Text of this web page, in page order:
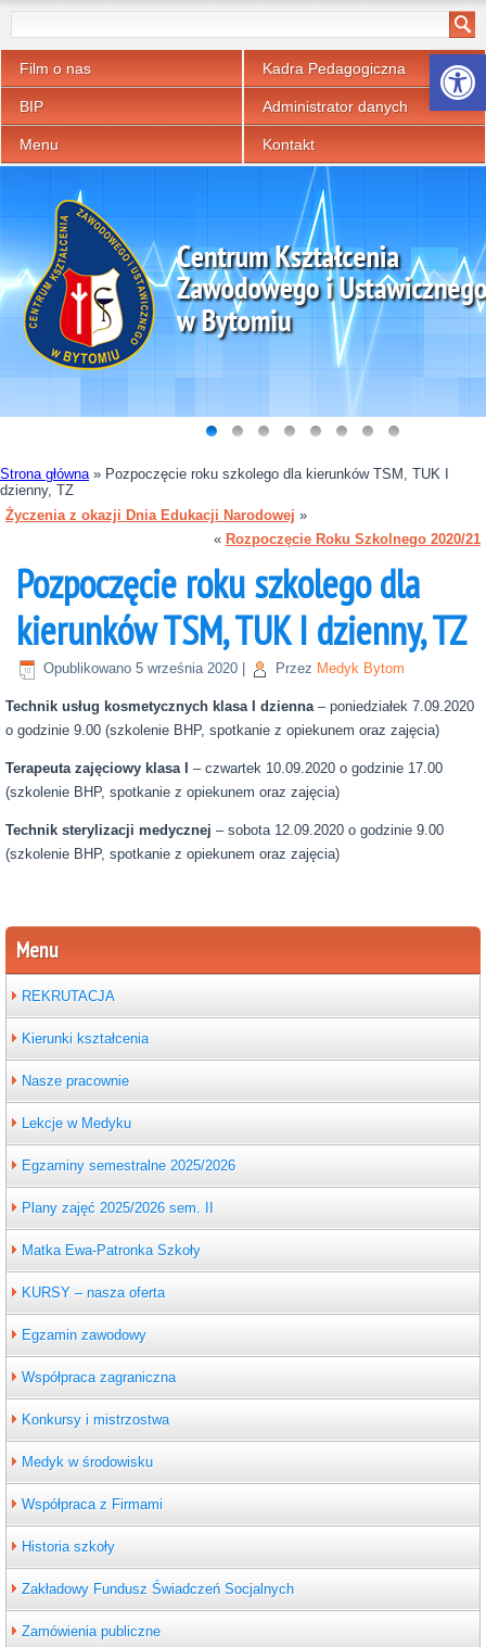
Otwórz
Film o nas Kadra Pedagogiczna
BIP Administrator danych
Menu Kontakt
Menu
REKRUTACJA
Kierunki kształcenia
Nasze pracownie
Lekcje w Medyku
Egzaminy semestralne 2025/2026
Plany zajęć 2025/2026 sem. II
Matka Ewa-Patronka Szkoły
KURSY – nasza oferta
Egzamin zawodowy
Współpraca zagraniczna
Konkursy i mistrzostwa
Medyk w środowisku
Współpraca z Firmami
Historia szkoły
Zakładowy Fundusz Świadczeń Socjalnych
Zamówienia publiczne
Strona główna» Pozpoczęcie roku szkolego dla kierunków TSM, TUK I
dzienny, TZ
Życzenia z okazji Dnia Edukacji Narodowej »
« Rozpoczęcie Roku Szkolnego 2020/21
Pozpoczęcie roku szkolego dla
kierunków TSM, TUK I dzienny, TZ
Opublikowano 5 września 2020 Przez Medyk Bytom
Technik usług kosmetycznych klasa I dzienna– poniedziałek 7.09.2020
o godzinie 9.00 (szkolenie BHP, spotkanie z opiekunem oraz zajęcia)
Terapeuta zajęciowy klasa I – czwartek 10.09.2020 o godzinie 17.00
(szkolenie BHP, spotkanie z opiekunem oraz zajęcia)
Technik sterylizacji medycznej – sobota 12.09.2020 o godzinie 9.00
(szkolenie BHP, spotkanie z opiekunem oraz zajęcia)